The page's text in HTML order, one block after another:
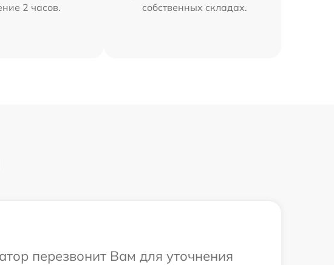
2 часов.
собственных складах.
перезвонит Вам для уточнения